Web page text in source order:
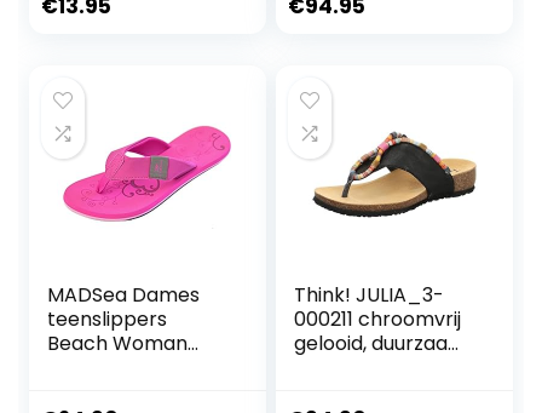
€13.95 €94.95
MADSea Dames
teenslippers
Beach Woman
Think! JULIA_3-
000211 chroomvrij
gelooid, duurzaam